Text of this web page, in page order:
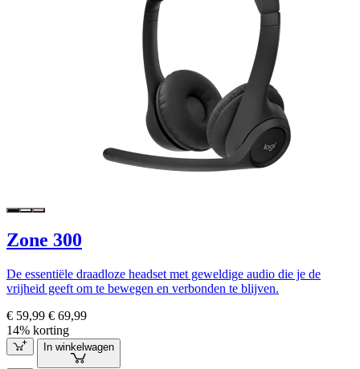
Zone 300
De essentiële draadloze headset met geweldige audio die je de
vrijheid geeft om te bewegen en verbonden te blijven.
€ 59,99 € 69,99
14% korting
In winkelwagen